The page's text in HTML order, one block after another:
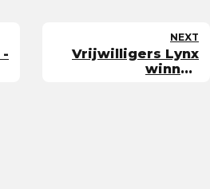
-
NEXT
Vrijwilligers Lynx
winnen